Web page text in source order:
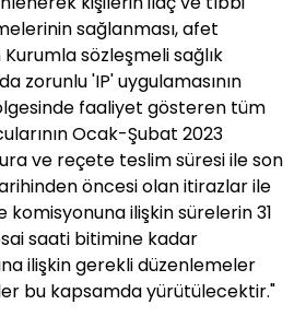
sağlanması, afet
sözleşmeli sağlık
zorunlu 'IP' uygulamasının
faaliyet gösteren tüm
Ocak-Şubat 2023
ve reçete teslim süresi ile son
öncesi olan itirazlar ile
ilişkin sürelerin 31
saati bitimine kadar
ilişkin gerekli düzenlemeler
bu kapsamda yürütülecektir."